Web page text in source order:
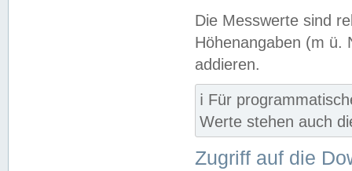
Die Messwerte sind
Höhenangaben (m ü.
addieren.
ℹ️ Für
Werte stehen auch
Zugriff auf die